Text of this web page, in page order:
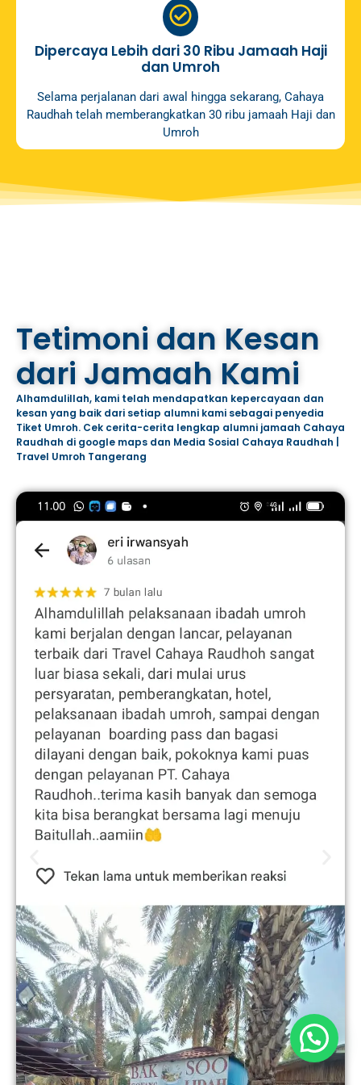
Dipercaya Lebih dari 30 Ribu Jamaah Haji
dan Umroh
Selama perjalanan dari awal hingga sekarang, Cahaya
Raudhah telah memberangkatkan 30 ribu jamaah Haji dan
Umroh
Tetimoni dan Kesan
dari Jamaah Kami
Alhamdulillah, kami telah mendapatkan kepercayaan dan
kesan yang baik dari setiap alumni kami sebagai penyedia
Tiket Umroh. Cek cerita-cerita lengkap alumni jamaah Cahaya
Raudhah di google maps dan Media Sosial Cahaya Raudhah |
Travel Umroh Tangerang